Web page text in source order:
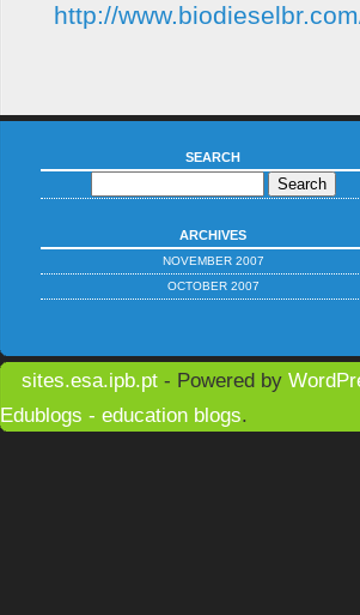
http://
SEARCH
ARCHIVES
NOVEMBER 2007
OCTOBER 2007
sites.esa.ipb.pt - Powered by
Edublogs - education blogs.